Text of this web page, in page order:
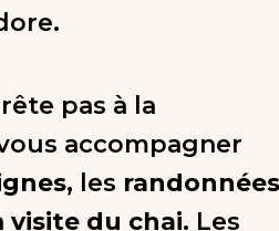
pas à la
accompagner
, les randonnées
visite du chai. Les